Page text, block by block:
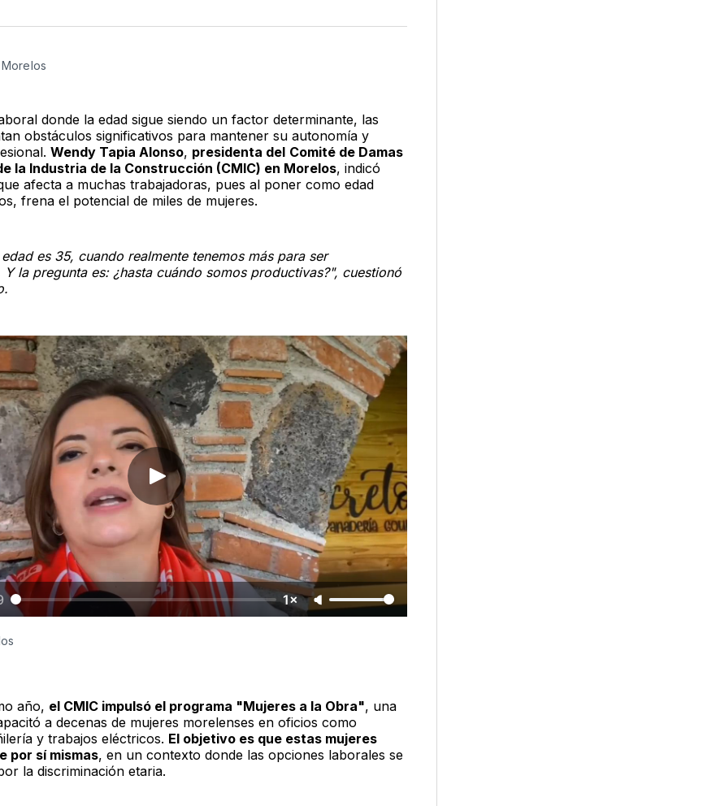
TwitterFacebook
LinkedIn
Email
donde la edad sigue siendo un factor determinante, las
obstáculos significativos para mantener su autonomía y
Wendy Tapia Alonso, presidenta del Comité de Damas
la Industria de la Construcción (CMIC) en Morelos, indicó
afecta a muchas trabajadoras, pues al poner como edad
frena el potencial de miles de mujeres.
es 35, cuando realmente tenemos más para ser
la pregunta es: ¿hasta cuándo somos productivas?", cuestionó
1×
año, el CMIC impulsó el programa "Mujeres a la Obra", una
a decenas de mujeres morelenses en oficios como
y trabajos eléctricos. El objetivo es que estas mujeres
por sí mismas, en un contexto donde las opciones laborales se
la discriminación etaria.